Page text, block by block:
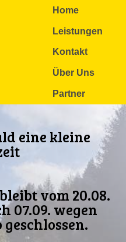
Home
Leistungen
Kontakt
Über Uns
Partner
eine kleine
vom 20.08.
07.09. wegen